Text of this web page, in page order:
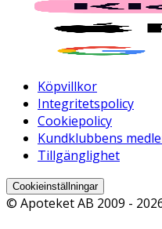
Köpvillkor
Integritetspolicy
Cookiepolicy
Kundklubbens
Tillgänglighet
Cookieinställningar
© Apoteket AB 2009 -